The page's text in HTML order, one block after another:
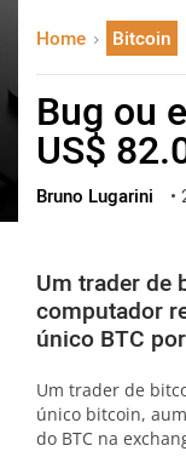
русский
العربية
ไทย
ქართული
vietnamese
Home Bitcoin
Bug ou
US$
Bruno Lugarini •
Um trader de
computador
único BTC
Um trader de
único bitcoin,
do BTC na